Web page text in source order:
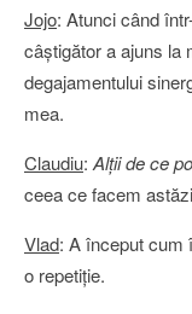
Jojo: Atunci când
câştigător a ajuns la
degajamentului
mea.
Claudiu: Alţii de ce
ceea ce facem
Vlad: A început cum
o repetiţie.